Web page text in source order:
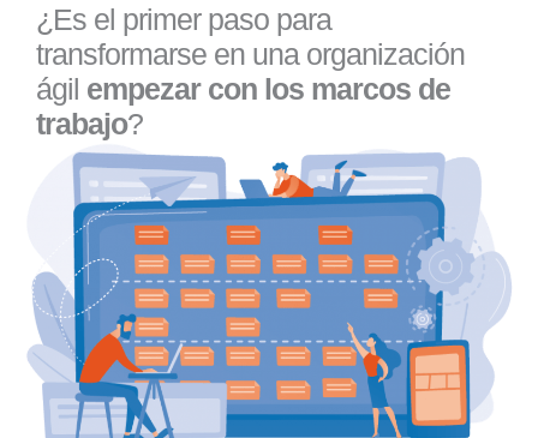
¿Es el primer paso para
transformarse en una organización
ágil empezar con los marcos de
trabajo?